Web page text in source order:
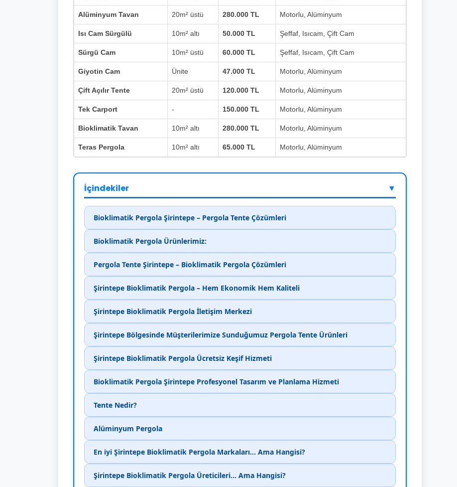
Alüminyum Tavan 20m² üstü 280.000 TL Motorlu, Alüminyum
Isı Cam Sürgülü 10m² altı 50.000 TL Şeffaf, Isıcam, Çift Cam
Sürgü Cam 10m² üstü 60.000 TL Şeffaf, Isıcam, Çift Cam
Giyotin Cam Ünite 47.000 TL Motorlu, Alüminyum
Çift Açılır Tente 20m² üstü 120.000 TL Motorlu, Alüminyum
Tek Carport - 150.000 TL Motorlu, Alüminyum
Bioklimatik Tavan 10m² altı 280.000 TL Motorlu, Alüminyum
Teras Pergola 10m² altı 65.000 TL Motorlu, Alüminyum
İçindekiler ▼
Bioklimatik Pergola Şirintepe – Pergola Tente Çözümleri
Bioklimatik Pergola Ürünlerimiz:
Pergola Tente Şirintepe – Bioklimatik Pergola Çözümleri
Şirintepe Bioklimatik Pergola – Hem Ekonomik Hem Kaliteli
Şirintepe Bioklimatik Pergola İletişim Merkezi
Şirintepe Bölgesinde Müşterilerimize Sunduğumuz Pergola Tente Ürünleri
Şirintepe Bioklimatik Pergola Ücretsiz Keşif Hizmeti
Bioklimatik Pergola Şirintepe Profesyonel Tasarım ve Planlama Hizmeti
Tente Nedir?
Alüminyum Pergola
En iyi Şirintepe Bioklimatik Pergola Markaları... Ama Hangisi?
Şirintepe Bioklimatik Pergola Üreticileri... Ama Hangisi?